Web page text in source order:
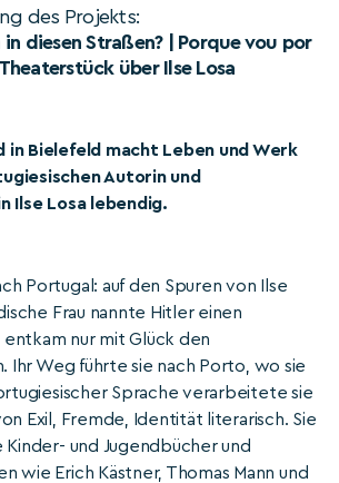
des Projekts:
diesen Straßen? | Porque vou por
über Ilse Losa
in Bielefeld macht Leben und Werk
Autorin und
Ilse Losa lebendig.
Portugal: auf den Spuren von Ilse
Frau nannte Hitler einen
entkam nur mit Glück den
Ihr Weg führte sie nach Porto, wo sie
Sprache verarbeitete sie
Exil, Fremde, Identität literarisch. Sie
und Jugendbücher und
wie Erich Kästner, Thomas Mann und